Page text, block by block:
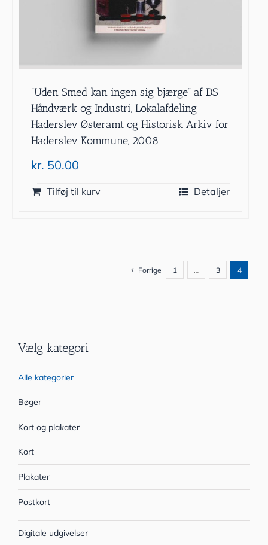
”Uden Smed kan ingen sig bjærge” af DS
Håndværk og Industri, Lokalafdeling
Haderslev Østeramt og Historisk Arkiv for
Haderslev Kommune, 2008
kr. 50.00
Tilføj til kurv Detaljer
Forrige 1 … 3 4
Vælg kategori
Alle kategorier
Bøger
Kort og plakater
Kort
Plakater
Postkort
Digitale udgivelser